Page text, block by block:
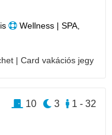
Wellness | SPA,
| Card vakációs jegy
1 - 32
3
10